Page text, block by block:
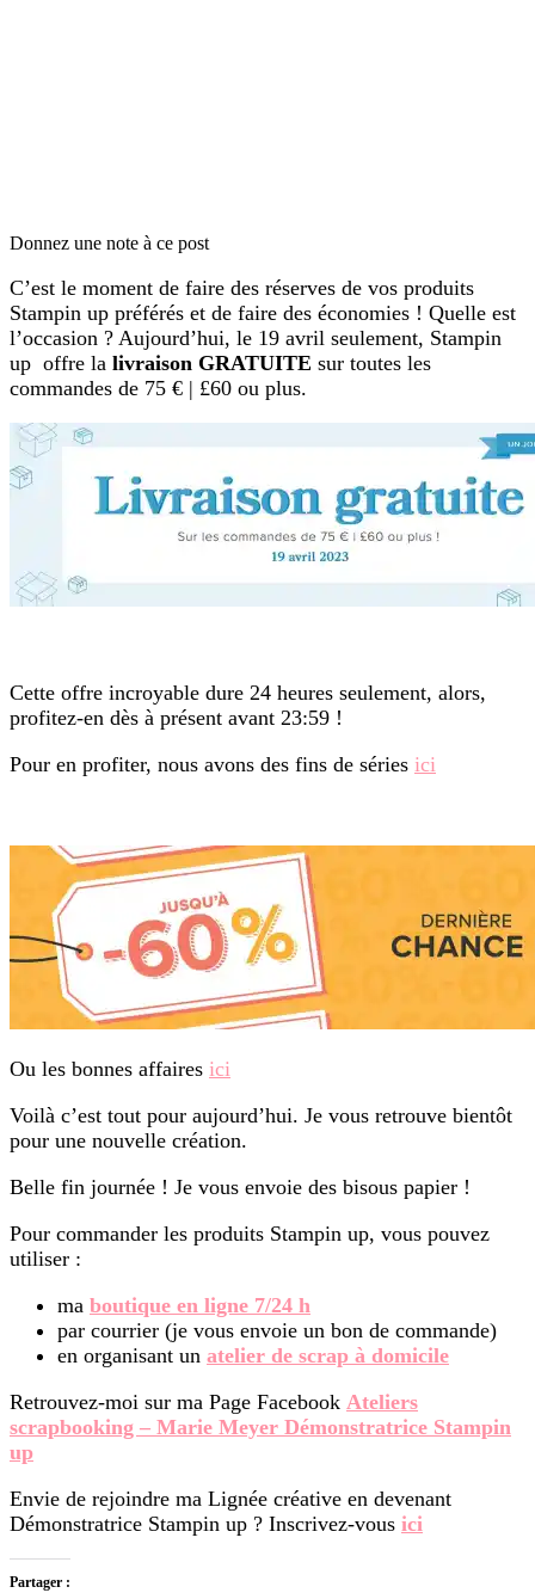
Donnez une note à ce post
C’est le moment de faire des réserves de vos produits
Stampin up préférés et de faire des économies ! Quelle est
l’occasion ? Aujourd’hui, le 19 avril seulement, Stampin
up offre la livraison GRATUITE sur toutes les
commandes de 75 € | £60 ou plus.
Cette offre incroyable dure 24 heures seulement, alors,
profitez-en dès à présent avant 23:59 !
Pour en profiter, nous avons des fins de séries ici
Ou les bonnes affaires ici
Voilà c’est tout pour aujourd’hui. Je vous retrouve bientôt
pour une nouvelle création.
Belle fin journée ! Je vous envoie des bisous papier !
Pour commander les produits Stampin up, vous pouvez
utiliser :
ma boutique en ligne 7/24 h
par courrier (je vous envoie un bon de commande)
en organisant un atelier de scrap à domicile
Retrouvez-moi sur ma Page Facebook Ateliers
scrapbooking – Marie Meyer Démonstratrice Stampin
up
Envie de rejoindre ma Lignée créative en devenant
Démonstratrice Stampin up ? Inscrivez-vous ici
Partager :